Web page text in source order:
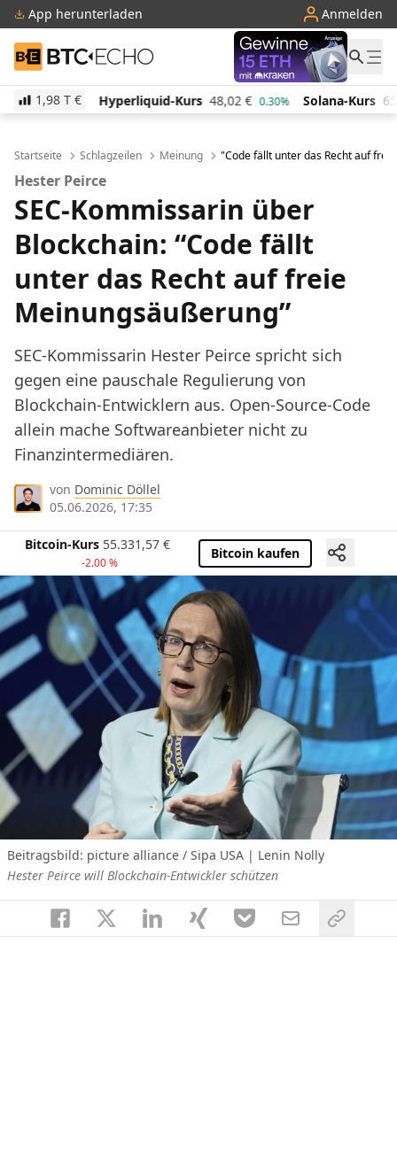
App herunterladen Anmelden
BTC-ECHO
1,98 T €
Kurs 48,02 € 0.30% Solana-Kurs 65,76 -1.80%
Startseite Schlagzeilen Meinung "Code fällt unter das Recht auf
Hester Peirce
SEC-Kommissarin über
Blockchain: “Code fällt
unter das Recht auf freie
Meinungsäußerung”
SEC-Kommissarin Hester Peirce spricht sich
gegen eine pauschale Regulierung von
Blockchain-Entwicklern aus. Open-Source-Code
allein mache Softwareanbieter nicht zu
Finanzintermediären.
von Dominic Döllel
05.06.2026, 17:35
Bitcoin-Kurs 55.331,57 €
-2.00 %
Bitcoin kaufen
Beitragsbild: picture alliance / Sipa USA | Lenin Nolly
Hester Peirce will Blockchain-Entwickler schützen